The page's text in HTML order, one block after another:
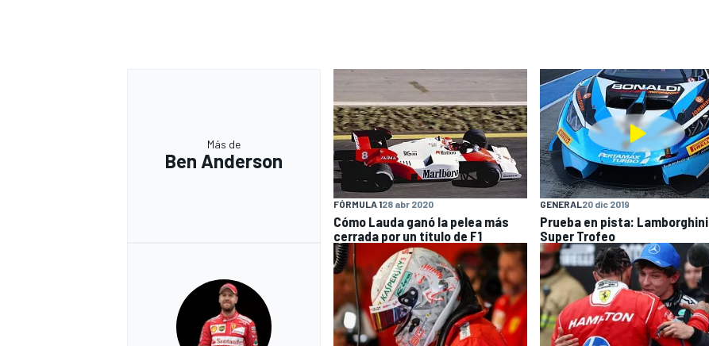
Más de
Ben Anderson
FÓRMULA 128 abr 2020
Cómo Lauda ganó la pelea más
cerrada por un título de F1
GENERAL 20 dic 2019
Prueba en pista: Lamborghini
Super Trofeo